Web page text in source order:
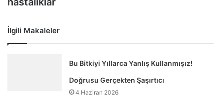
İlgili Makaleler
Bu Bitkiyi Yıllarca Yanlış Kullanmışız!
Doğrusu Gerçekten Şaşırtıcı
4 Haziran 2026